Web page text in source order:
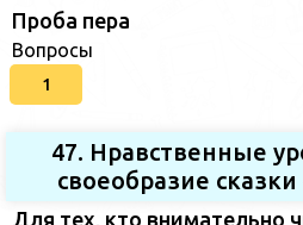
Проба пера
Вопросы
1
47. Нравственные
своеобразие
Для тех, кто внимательно